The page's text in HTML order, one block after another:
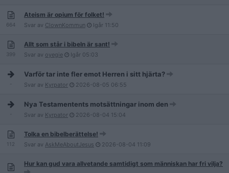
664
Ateism är opium för folket!
Svar av ClownKommun Igår 11:50
399
Allt som står i bibeln är sant!
Svar av oyegie Igår 05:03
Varför tar inte fler emot Herren i sitt hjärta?
Svar av Kyrpator 2026-08-05 06:55
Nya Testamentents motsättningar inom den
Svar av Kyrpator 2026-08-04 15:04
112
Tolka en bibelberättelse!
Svar av AskMeAboutJesus 2026-08-04 11:09
Hur kan gud vara allvetande samtidigt som människan har fri vilja?